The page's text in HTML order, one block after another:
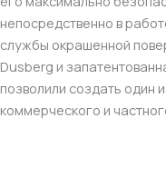
непосредственно в
службы окрашенной
Dusberg и
позволили создать один
коммерческого и